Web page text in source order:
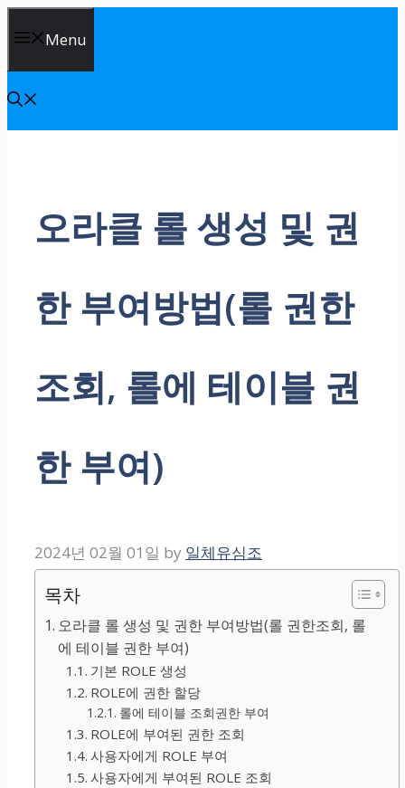
content
Menu
오라클 롤 생성 및 권
한 부여방법(롤 권한
조회, 롤에 테이블 권
한 부여)
2024년 02월 01일 by 일체유심조
목차
오라클 롤 생성 및 권한 부여방법(롤 권한조회, 롤
에 테이블 권한 부여)
기본 ROLE 생성
ROLE에 권한 할당
롤에 테이블 조회권한 부여
ROLE에 부여된 권한 조회
사용자에게 ROLE 부여
사용자에게 부여된 ROLE 조회